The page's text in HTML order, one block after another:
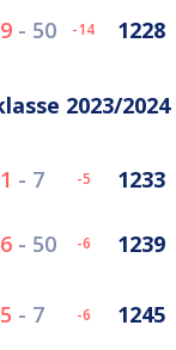
- 50 -14 1228
2023/2024
1 - 7 -5 1233
- 50 -6 1239
5 - 7 -6 1245